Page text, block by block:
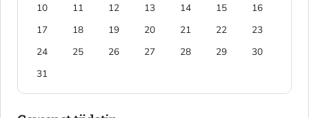
10
11 12 13 14 15
16
17
18 19 20 21 22
23
24
25 26 27 28 29
30
31